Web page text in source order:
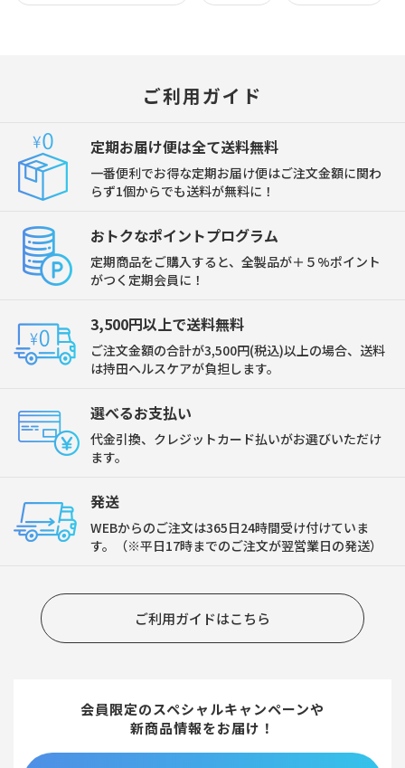
ご利用ガイド
定期お届け便は全て送料無料
一番便利でお得な定期お届け便はご注文金額に関わ
らず1個からでも送料が無料に！
おトクなポイントプログラム
定期商品をご購入すると、全製品が＋５%ポイント
がつく定期会員に！
3,500円以上で送料無料
ご注文金額の合計が3,500円(税込)以上の場合、送料
は持田ヘルスケアが負担します。
選べるお支払い
代金引換、クレジットカード払いがお選びいただけ
ます。
発送
WEBからのご注文は365日24時間受け付けていま
す。（※平日17時までのご注文が翌営業日の発送）
ご利用ガイドはこちら
会員限定のスペシャルキャンペーンや
新商品情報をお届け！